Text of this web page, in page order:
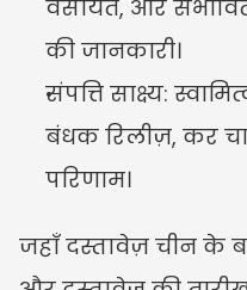
वसीयतें, और संभावित
की जानकारी।
संपत्ति साक्ष्य:
बंधक रिलीज़, कर
परिणाम।
जहाँ दस्तावेज़ चीन के